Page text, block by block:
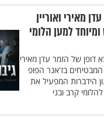
מאירי ואוריין
למען הלומי
דופן של הזמר עדן מאירי
המבטיחים בז'אנר הפופ
הידברות המפעיל את
קרב ובני